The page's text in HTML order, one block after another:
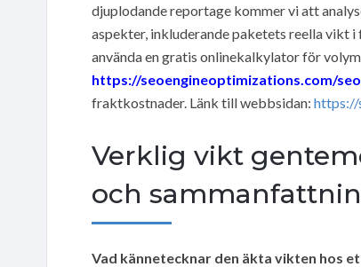
djuplodande reportage kommer vi att
aspekter, inkluderande paketets reella vikt
använda en gratis onlinekalkylator för
https://seoengineoptimizations.com/
fraktkostnader. Länk till webbsidan: https://
Verklig vikt
och
Vad kännetecknar den äkta vikten hos